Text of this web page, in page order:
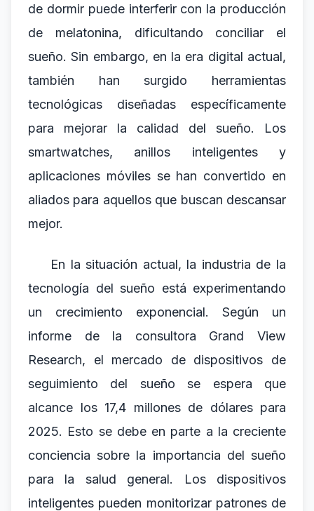
de dormir puede interferir con la producción
de melatonina, dificultando conciliar el
sueño. Sin embargo, en la era digital actual,
también han surgido herramientas
tecnológicas diseñadas específicamente
para mejorar la calidad del sueño. Los
smartwatches, anillos inteligentes y
aplicaciones móviles se han convertido en
aliados para aquellos que buscan descansar
mejor.
En la situación actual, la industria de la
tecnología del sueño está experimentando
un crecimiento exponencial. Según un
informe de la consultora Grand View
Research, el mercado de dispositivos de
seguimiento del sueño se espera que
alcance los 17,4 millones de dólares para
2025. Esto se debe en parte a la creciente
conciencia sobre la importancia del sueño
para la salud general. Los dispositivos
inteligentes pueden monitorizar patrones de